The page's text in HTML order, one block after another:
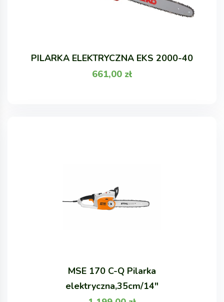
PILARKA ELEKTRYCZNA EKS 2000-40
661,00 zł
MSE 170 C-Q Pilarka
elektryczna,35cm/14"